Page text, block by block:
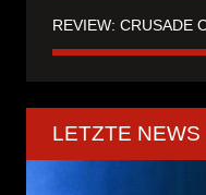
LETZTE NEWS